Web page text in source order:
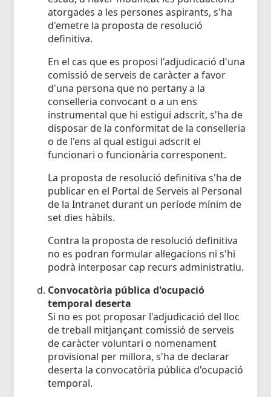
atorgades a les persones aspirants, s'ha
d'emetre la proposta de resolució
definitiva.
En el cas que es proposi l'adjudicació d'una
comissió de serveis de caràcter a favor
d'una persona que no pertany a la
conselleria convocant o a un ens
instrumental que hi estigui adscrit, s'ha de
disposar de la conformitat de la conselleria
o de l'ens al qual estigui adscrit el
funcionari o funcionària corresponent.
La proposta de resolució definitiva s'ha de
publicar en el Portal de Serveis al Personal
de la Intranet durant un període mínim de
set dies hàbils.
Contra la proposta de resolució definitiva
no es podran formular al·legacions ni s'hi
podrà interposar cap recurs administratiu.
Convocatòria pública d'ocupació
temporal deserta
Si no es pot proposar l'adjudicació del lloc
de treball mitjançant comissió de serveis
de caràcter voluntari o nomenament
provisional per millora, s'ha de declarar
deserta la convocatòria pública d'ocupació
temporal.